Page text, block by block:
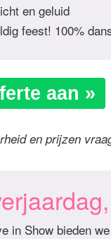
en geluid
feest! 100%
aan »
en prijzen
in Show bieden